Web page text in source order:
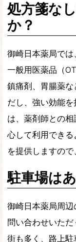
処方箋な
か？
御崎日本薬局では
一般用医薬品（
鎮痛剤、胃腸薬
だし、強い効能
は、薬剤師との
心して利用でき
を提供しますので
駐車場は
御崎日本薬局周
問い合わせいた
街も多く、路上